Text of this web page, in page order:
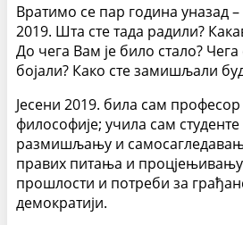
Вратимо се пар година уназад
2019. Шта сте тада радили?
До чега Вам је било стало? Чега
бојали? Како сте замишљали
Јесени 2019. била сам
философије; учила сам
размишљању и
правих питања и
прошлости и потреби за
демократији.